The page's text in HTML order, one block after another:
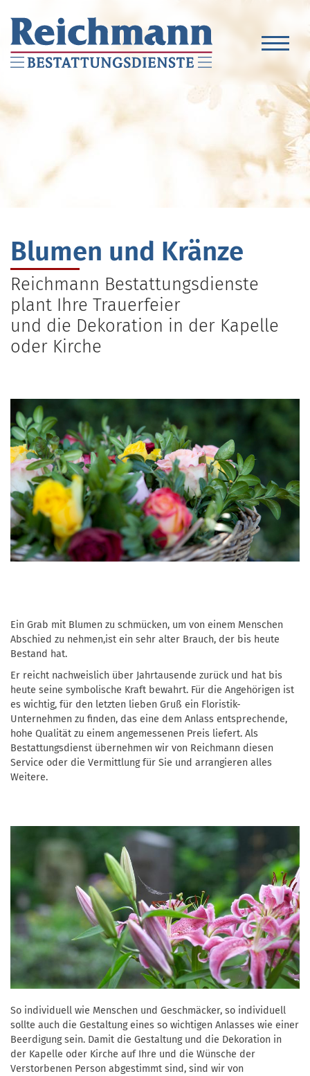
Blumen und Kränze
Reichmann Bestattungsdienste
plant Ihre Trauerfeier
und die Dekoration in der Kapelle
oder Kirche
Ein Grab mit Blumen zu schmücken, um von einem Menschen
Abschied zu nehmen,ist ein sehr alter Brauch, der bis heute
Bestand hat.
Er reicht nachweislich über Jahrtausende zurück und hat bis
heute seine symbolische Kraft bewahrt. Für die Angehörigen ist
es wichtig, für den letzten lieben Gruß ein Floristik-
Unternehmen zu finden, das eine dem Anlass entsprechende,
hohe Qualität zu einem angemessenen Preis liefert. Als
Bestattungsdienst übernehmen wir von Reichmann diesen
Service oder die Vermittlung für Sie und arrangieren alles
Weitere.
So individuell wie Menschen und Geschmäcker, so individuell
sollte auch die Gestaltung eines so wichtigen Anlasses wie einer
Beerdigung sein. Damit die Gestaltung und die Dekoration in
der Kapelle oder Kirche auf Ihre und die Wünsche der
Verstorbenen Person abgestimmt sind, sind wir von